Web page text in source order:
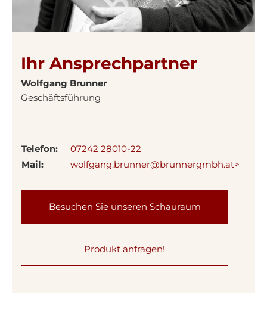
Ihr Ansprechpartner
Wolfgang Brunner
Geschäftsführung
Telefon:
07242 28010-22
Mail:
wolfgang.brunner@brunnergmbh.at>
Besuchen Sie unseren Schauraum
Produkt anfragen!